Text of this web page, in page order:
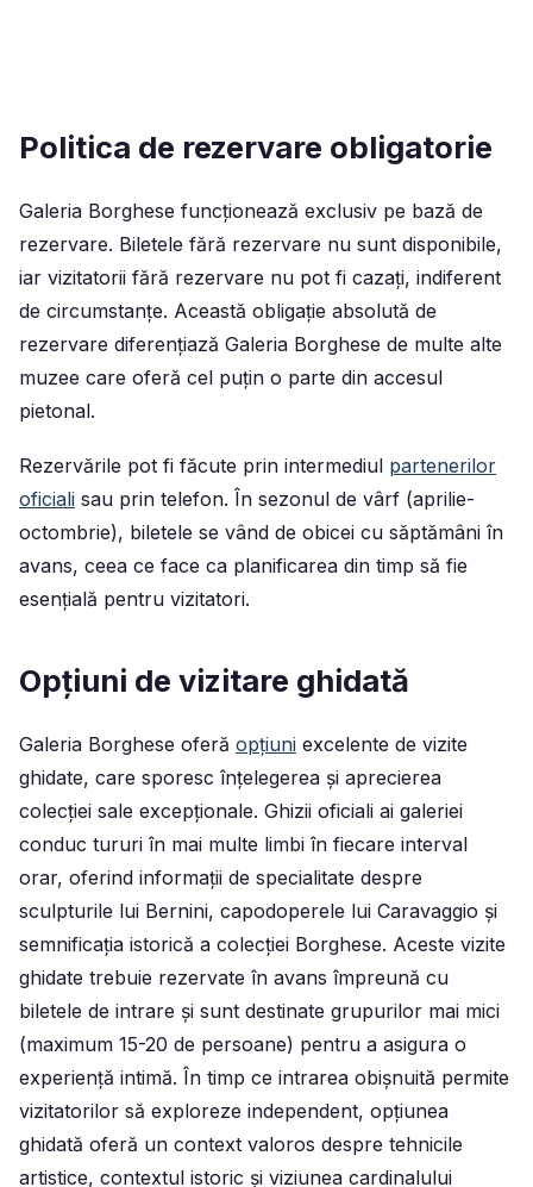
Politica de rezervare obligatorie
Galeria Borghese funcționează exclusiv pe bază de
rezervare. Biletele fără rezervare nu sunt disponibile,
iar vizitatorii fără rezervare nu pot fi cazați, indiferent
de circumstanțe. Această obligație absolută de
rezervare diferențiază Galeria Borghese de multe alte
muzee care oferă cel puțin o parte din accesul
pietonal.
Rezervările pot fi făcute prin intermediul partenerilor
oficiali sau prin telefon. În sezonul de vârf (aprilie-
octombrie), biletele se vând de obicei cu săptămâni în
avans, ceea ce face ca planificarea din timp să fie
esențială pentru vizitatori.
Opțiuni de vizitare ghidată
Galeria Borghese oferă opțiuni excelente de vizite
ghidate, care sporesc înțelegerea și aprecierea
colecției sale excepționale. Ghizii oficiali ai galeriei
conduc tururi în mai multe limbi în fiecare interval
orar, oferind informații de specialitate despre
sculpturile lui Bernini, capodoperele lui Caravaggio și
semnificația istorică a colecției Borghese. Aceste vizite
ghidate trebuie rezervate în avans împreună cu
biletele de intrare și sunt destinate grupurilor mai mici
(maximum 15-20 de persoane) pentru a asigura o
experiență intimă. În timp ce intrarea obișnuită permite
vizitatorilor să exploreze independent, opțiunea
ghidată oferă un context valoros despre tehnicile
artistice, contextul istoric și viziunea cardinalului